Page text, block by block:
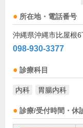
所在地・電話番号
沖縄県沖縄市比屋根
098-930-3377
診療科目
内科 胃腸内科
診療/受付時間・休